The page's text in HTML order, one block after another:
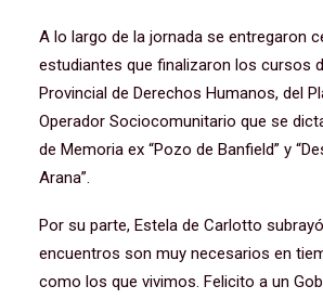
A lo largo de la jornada se entregaron
estudiantes que finalizaron los cursos
Provincial de Derechos Humanos, del
Operador Sociocomunitario que se
de Memoria ex “Pozo de Banfield” y
Arana”.
Por su parte, Estela de Carlotto
encuentros son muy necesarios en
como los que vivimos. Felicito a un